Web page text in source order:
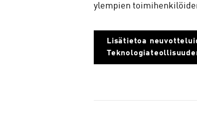
ylempien
Lisätietoa